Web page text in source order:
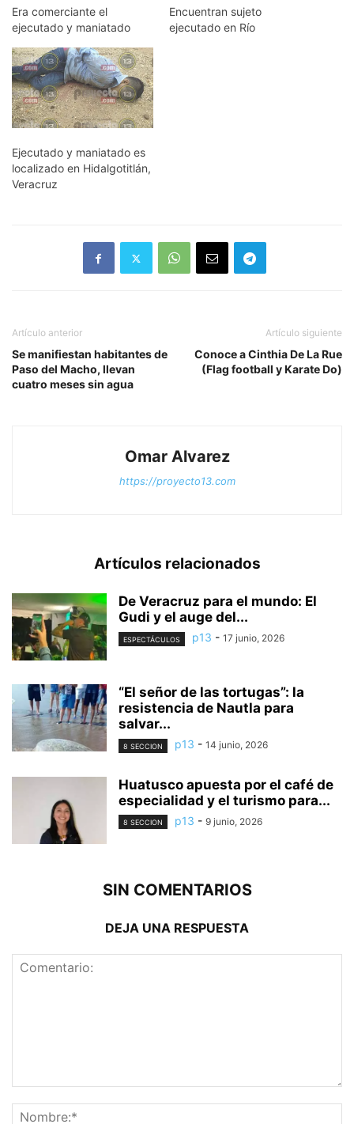
Era comerciante el
ejecutado y maniatado
Encuentran sujeto
ejecutado en Río
Ejecutado y maniatado es
localizado en Hidalgotitlán,
Veracruz
Artículo anterior
Se manifiestan habitantes de
Paso del Macho, llevan
cuatro meses sin agua
Artículo siguiente
Conoce a Cinthia De La Rue
(Flag football y Karate Do)
Omar Alvarez
https://proyecto13.com
Artículos relacionados
De Veracruz para el mundo: El
Gudi y el auge del...
ESPECTÁCULOS p13 - 17 junio, 2026
“El señor de las tortugas”: la
resistencia de Nautla para
salvar...
8 SECCION p13 - 14 junio, 2026
Huatusco apuesta por el café de
especialidad y el turismo para...
8 SECCION p13 - 9 junio, 2026
SIN COMENTARIOS
DEJA UNA RESPUESTA